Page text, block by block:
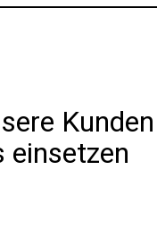
Kunden
einsetzen